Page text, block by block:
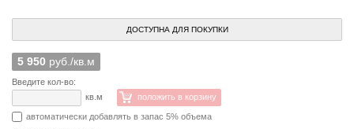
ДОСТУПНА ДЛЯ ПОКУПКИ
5 950 руб./кв.м
Введите кол-во:
кв.м
положить в корзину
автоматически добавлять в запас 5% объема